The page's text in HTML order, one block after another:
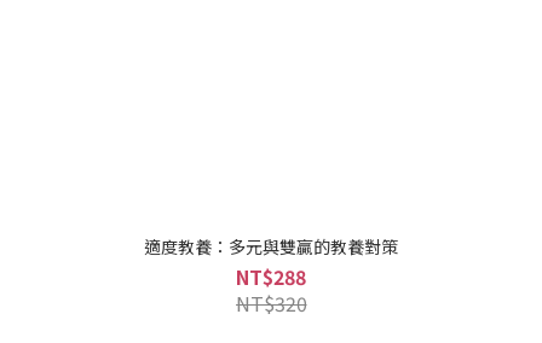
適度教養：多元與雙贏的教養對策
NT$288
NT$320